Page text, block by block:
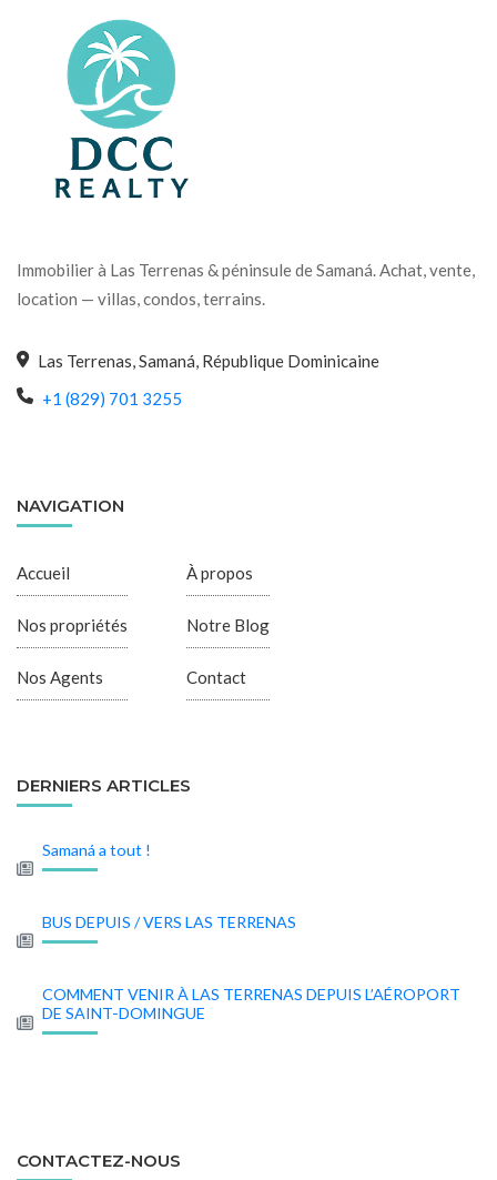
Immobilier à Las Terrenas & péninsule de Samaná. Achat, vente,
location — villas, condos, terrains.
Las Terrenas, Samaná, République Dominicaine
+1 (829) 701 3255
NAVIGATION
Accueil
Nos propriétés
Nos Agents
À propos
Notre Blog
Contact
DERNIERS ARTICLES
Samaná a tout !
BUS DEPUIS / VERS LAS TERRENAS
COMMENT VENIR À LAS TERRENAS DEPUIS L’AÉROPORT
DE SAINT-DOMINGUE
CONTACTEZ-NOUS